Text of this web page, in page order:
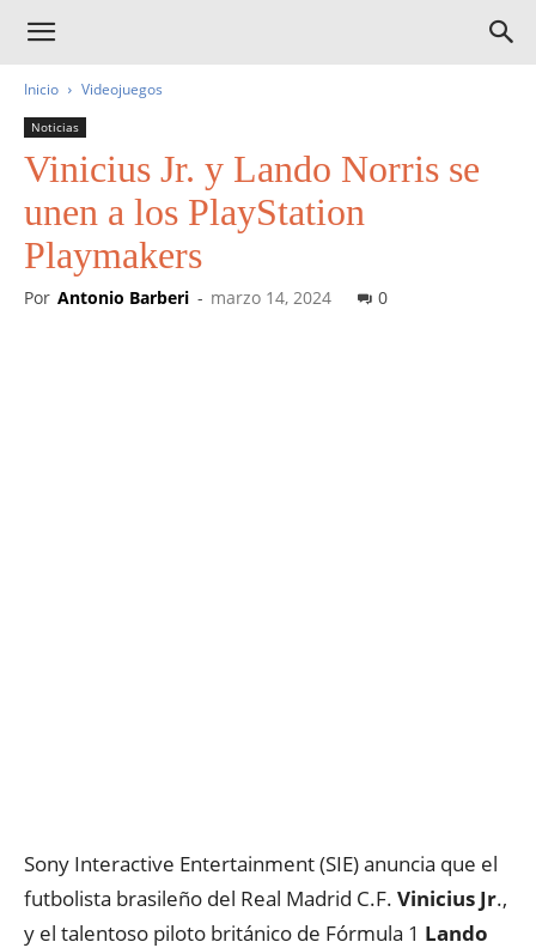
Inicio Videojuegos
Noticias
Vinicius Jr. y Lando Norris se
unen a los PlayStation
Playmakers
Por Antonio Barberi - marzo 14, 2024 0
Sony Interactive Entertainment (SIE) anuncia que el
futbolista brasileño del Real Madrid C.F. Vinicius Jr.,
y el talentoso piloto británico de Fórmula 1 Lando